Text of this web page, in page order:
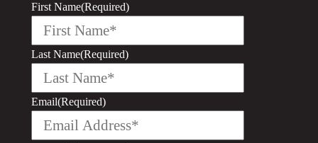
First Name(Required)
Last Name(Required)
Email(Required)